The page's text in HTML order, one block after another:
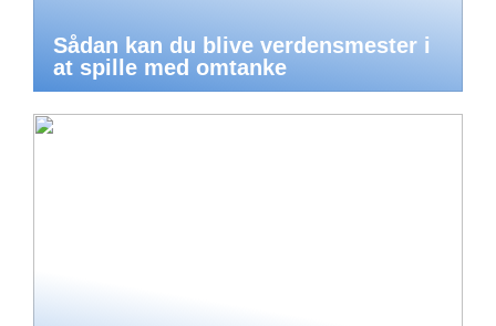
Sådan kan du blive verdensmester i
at spille med omtanke